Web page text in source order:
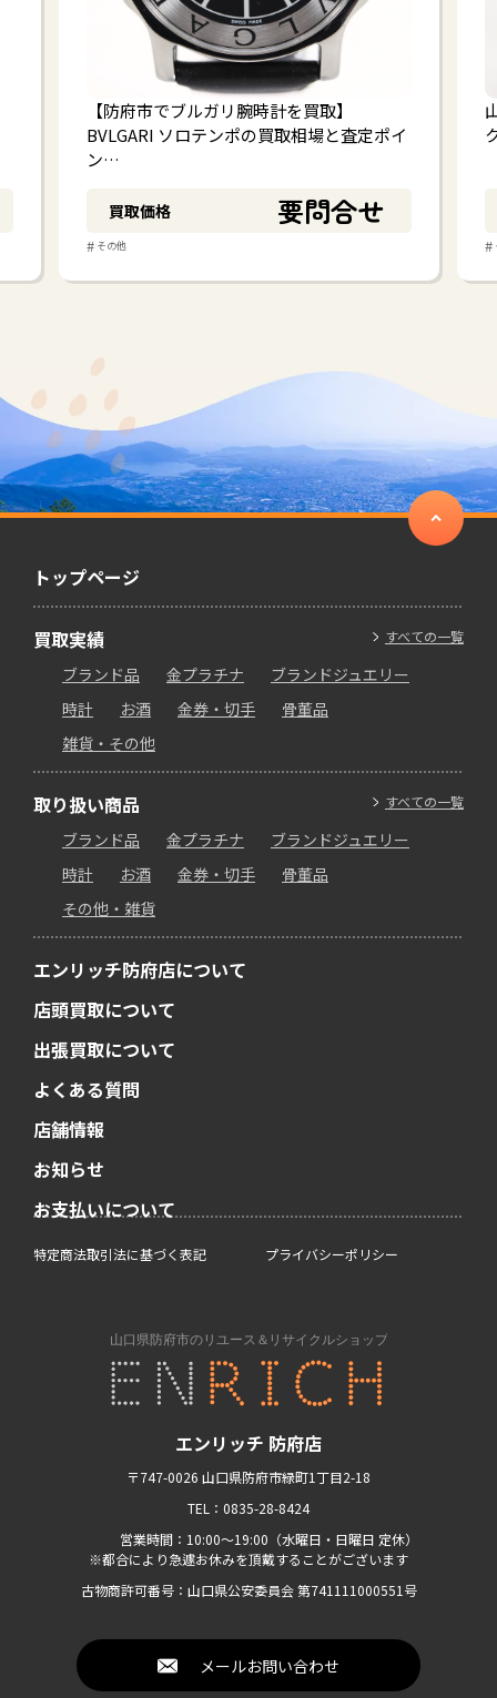
【防府市でブルガリ腕時計を買取】
BVLGARI ソロテンポの買取相場と査定ポイ
ン…
買取価格 要問合せ
# その他 #
エンリッチ 防府店
〒747-0026 山口県防府市緑町1丁目2-18
TEL：0835-28-8424
営業時間：10:00〜19:00（水曜日・日曜日 定休）
※都合により急遽お休みを頂戴することがございます
古物商許可番号：山口県公安委員会 第741111000551号
メールお問い合わせ
トップページ
すべての一覧
買取実績
ブランド品 金プラチナ
ブランドジュエリー
時計
お酒 金券・切手
骨董品
雑貨・その他
すべての一覧
取り扱い商品
ブランド品 金プラチナ
ブランドジュエリー
時計
お酒 金券・切手
骨董品
その他・雑貨
エンリッチ防府店について
店頭買取について
出張買取について
よくある質問
店舗情報
お知らせ
お支払いについて
特定商法取引法に基づく表記 プライバシーポリシー